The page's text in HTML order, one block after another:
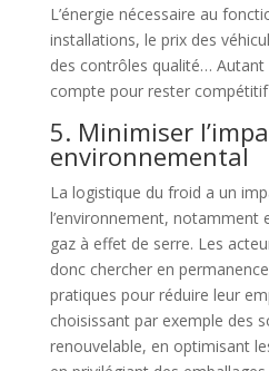
L’énergie nécessaire au
installations, le prix des
des contrôles qualité… Autant
compte pour rester
5. Minimiser
environnemental
La logistique du froid a un
l’environnement, notamment
gaz à effet de serre. Les
donc chercher en
pratiques pour réduire leur
choisissant par exemple des
renouvelable, en optimisant